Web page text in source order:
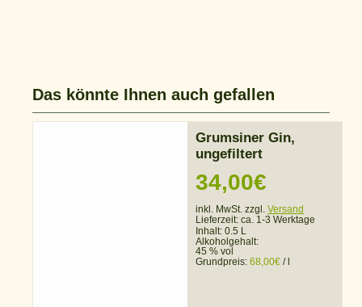
Das könnte Ihnen auch gefallen
Grumsiner Gin,
ungefiltert
34,00€
inkl. MwSt. zzgl. Versand
Lieferzeit: ca. 1-3 Werktage
Inhalt: 0.5 L
Alkoholgehalt:
45 % vol
Grundpreis: 68,00€ /